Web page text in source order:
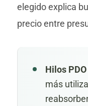
elegido explica
precio entre
Hilos
más